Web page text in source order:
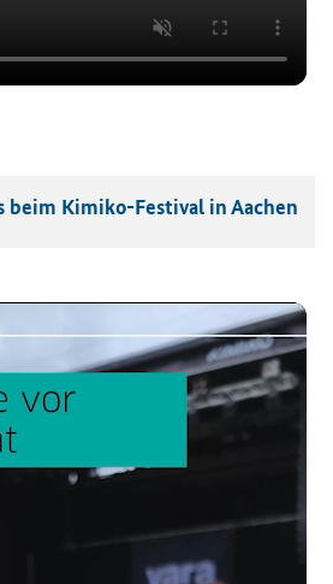
beim Kimiko-​Festival in Aa­chen